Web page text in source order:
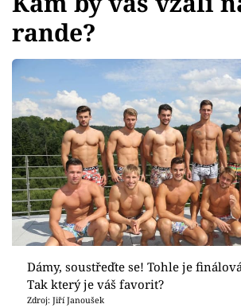
Témata
Showbyznys
Youtubeři
Virály
Sex a vztahy
Videa
Sledujte prima+
Přihlášení
rande?
Dámy, soustřeďte se! Tohle je
Tak který je váš favorit?
Zdroj: Jiří Janoušek